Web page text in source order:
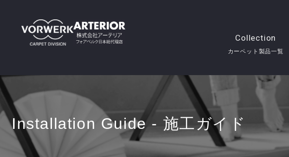
Collection
カーペット製品一覧
Installation Guide - 施工ガイド